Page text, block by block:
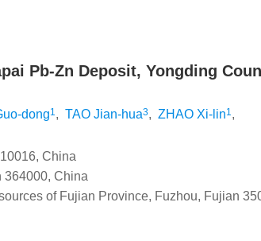
Pb-Zn Deposit, Yongding
dong1, TAO Jian-hua3, ZHAO Xi-lin1,
China
364000, China
of Fujian Province, Fuzhou, Fujian